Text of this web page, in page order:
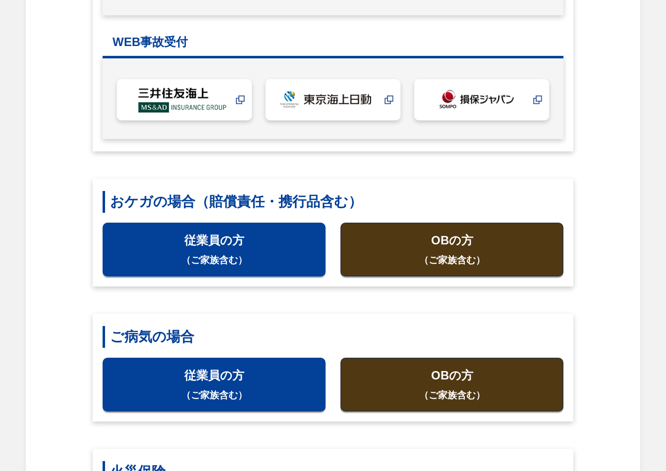
WEB事故受付
おケガの場合（賠償責任・携行品含む）
従業員の方
（ご家族含む）
OBの方
（ご家族含む）
ご病気の場合
従業員の方
（ご家族含む）
OBの方
（ご家族含む）